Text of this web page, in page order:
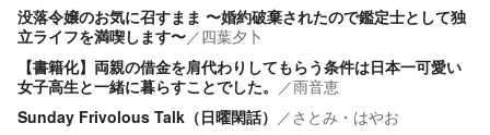
没落令嬢のお気に召すまま 〜婚約破棄されたので鑑定士として独
立ライフを満喫します〜／四葉夕卜
【書籍化】両親の借金を肩代わりしてもらう条件は日本一可愛い
女子高生と一緒に暮らすことでした。 ／雨音恵
Sunday Frivolous Talk（日曜閑話） ／ さとみ・はやお